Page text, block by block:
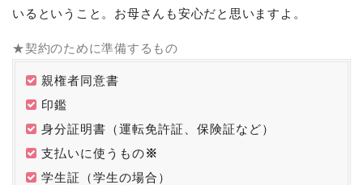
いるということ。お母さんも安心だと思いますよ。
★契約のために準備するもの
親権者同意書
印鑑
身分証明書（運転免許証、保険証など）
支払いに使うもの※
学生証（学生の場合）